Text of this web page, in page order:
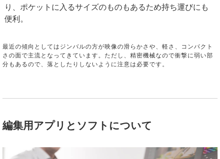
り、ポケットに入るサイズのものもあるため持ち運びにも
便利。
最近の傾向としてはジンバルの方が映像の滑らかさや、軽さ、コンパクト
さの面で主流となってきています。ただし、精密機械なので衝撃に弱い部
分もあるので、落としたりしないように注意は必要です。
編集用アプリとソフトについて